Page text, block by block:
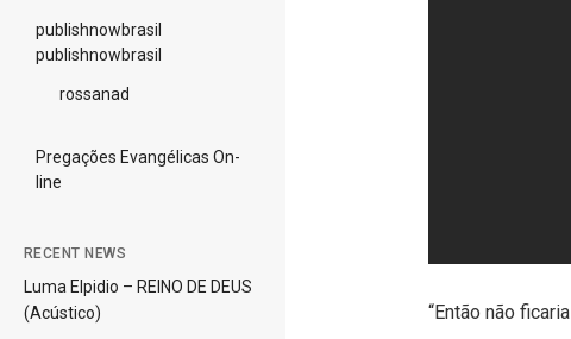
publishnowbrasil
publishnowbrasil
rossanad
Pregações Evangélicas On-
line
RECENT NEWS
Luma Elpidio – REINO DE DEUS
(Acústico)
“Então não